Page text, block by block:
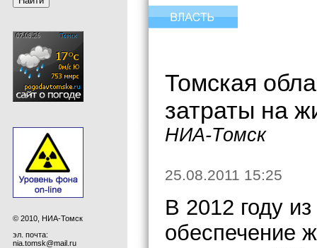
© 2010, НИА-Томск
эл. почта:
nia.tomsk@mail.ru
Томская
затраты на
НИА-Томск
25.08.2011 15:25
В 2012 году
обеспечение